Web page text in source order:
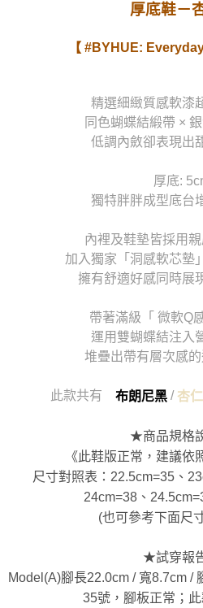
厚底鞋－
【 #BYHUE:
精選細緻質感軟漆
同色蝴蝶結緞帶 ×
低調內斂卻表現出
厚底:
獨特胖胖成型底台
內裡及鞋墊皆採用
加入獨家「洞感軟芯墊
擁有舒適好感同時展
帶著滿級「 微軟Q
運用雙蝴蝶結注入
堆疊出帶有層次感
此款共有 布朗尼黑 /杏
★商品規格
《此鞋版正常，建議依
尺寸對照表：22.5cm=35、
24cm=38、
(也可參考下面尺
★試穿報
Model(A)腳長22.0cm / 寬8.7cm /
35號，腳板正常；